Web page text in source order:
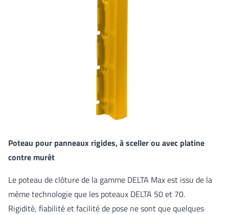
Poteau pour panneaux rigides, à sceller ou avec platine
contre murêt
Le poteau de clôture de la gamme DELTA Max est issu de la
même technologie que les poteaux DELTA 50 et 70.
Rigidité, fiabilité et facilité de pose ne sont que quelques